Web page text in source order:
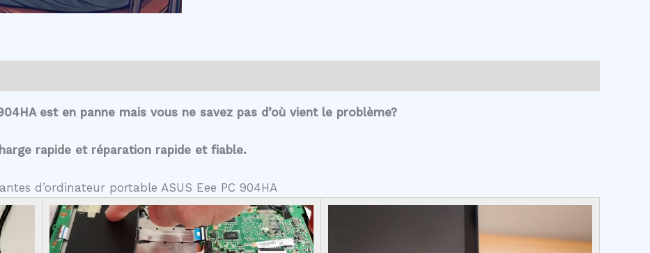
est en panne mais vous ne savez pas d’où vient le problème?
rapide et réparation rapide et fiable.
d’ordinateur portable ASUS Eee PC 904HA